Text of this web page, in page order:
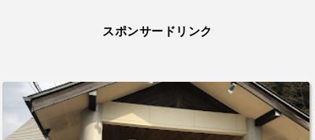
スポンサードリンク